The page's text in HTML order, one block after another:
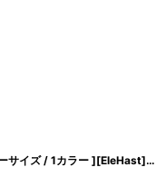
[ フリーサイズ / 1カラー ][EleHast]アームスリット・長袖・ケープ・エレガントモード・マキシ丈・ロングワンピース[薗田杏奈着用][送料無料]